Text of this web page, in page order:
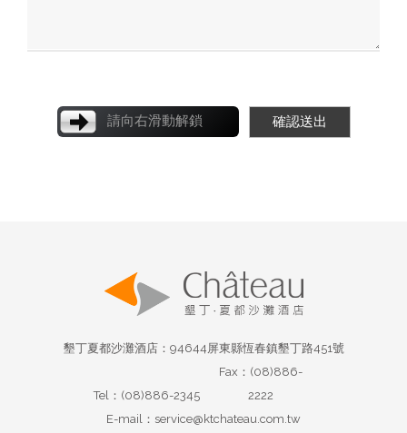
請向右滑動解鎖 確認送出
墾丁夏都沙灘酒店：94644屏東縣恆春鎮墾丁路451號
Tel：(08)886-2345
Fax：(08)886-
2222
E-mail：service@ktchateau.com.tw